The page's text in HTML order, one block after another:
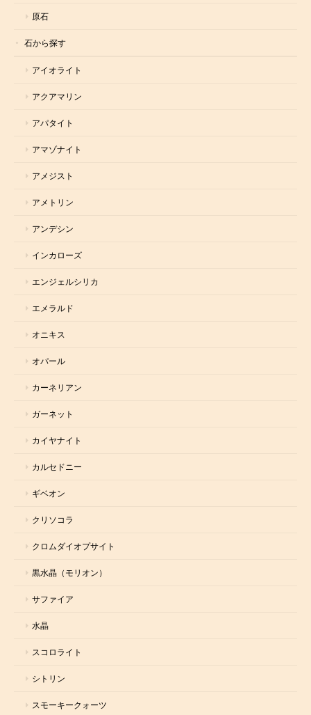
原石
石から探す
アイオライト
アクアマリン
アパタイト
アマゾナイト
アメジスト
アメトリン
アンデシン
インカローズ
エンジェルシリカ
エメラルド
オニキス
オパール
カーネリアン
ガーネット
カイヤナイト
カルセドニー
ギベオン
クリソコラ
クロムダイオプサイト
黒水晶（モリオン）
サファイア
水晶
スコロライト
シトリン
スモーキークォーツ